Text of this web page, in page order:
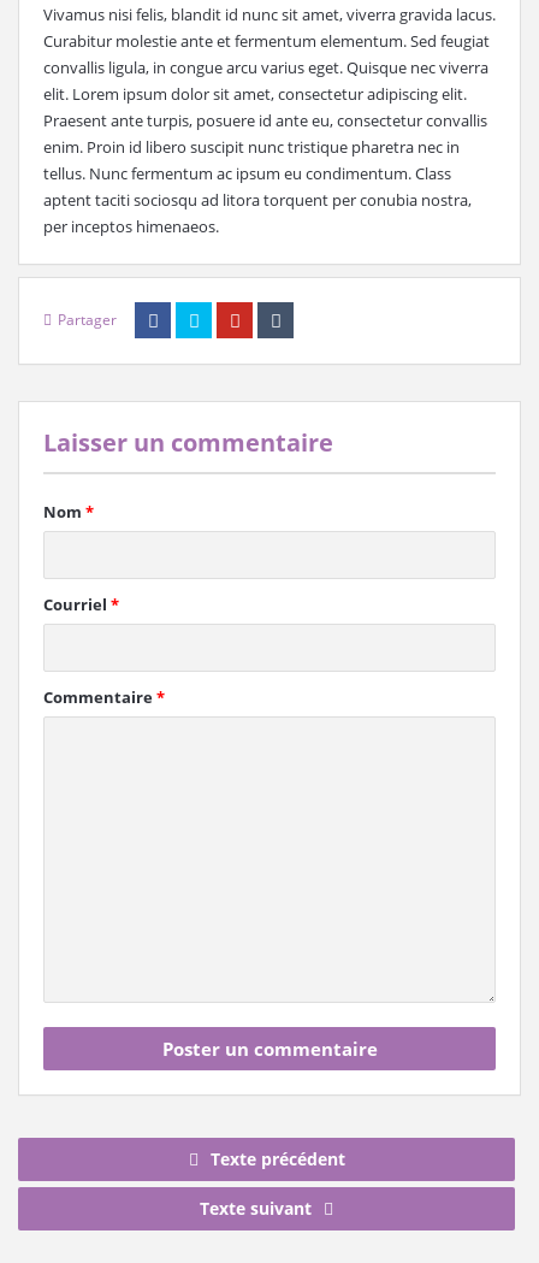
Vivamus nisi felis, blandit id nunc sit amet, viverra gravida lacus.
Curabitur molestie ante et fermentum elementum. Sed feugiat
convallis ligula, in congue arcu varius eget. Quisque nec viverra
elit. Lorem ipsum dolor sit amet, consectetur adipiscing elit.
Praesent ante turpis, posuere id ante eu, consectetur convallis
enim. Proin id libero suscipit nunc tristique pharetra nec in
tellus. Nunc fermentum ac ipsum eu condimentum. Class
aptent taciti sociosqu ad litora torquent per conubia nostra,
per inceptos himenaeos.
Partager
Laisser un commentaire
Nom *
Courriel *
Commentaire*
Texte précédent
Texte suivant